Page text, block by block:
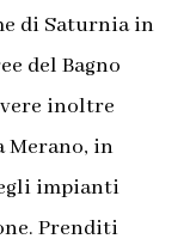
di Saturnia in
del Bagno
inoltre
Merano, in
impianti
Prenditi